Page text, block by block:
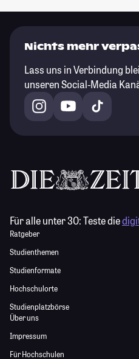
Nichts mehr
Lass uns in Verbindung
unseren Social-Media
Für alle unter 30:Teste die
Ratgeber
Studienthemen
Studienformate
Hochschulorte
Studienplatzbörse
Über uns
Impressum
Für Hochschulen